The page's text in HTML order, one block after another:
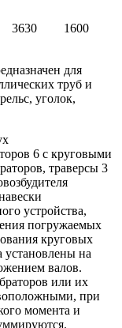
3630 1600
для
труб и
уголок,
6 с круговыми
траверсы 3
устройства,
погружаемых
круговых
установлены на
валов.
или их
при
момента и